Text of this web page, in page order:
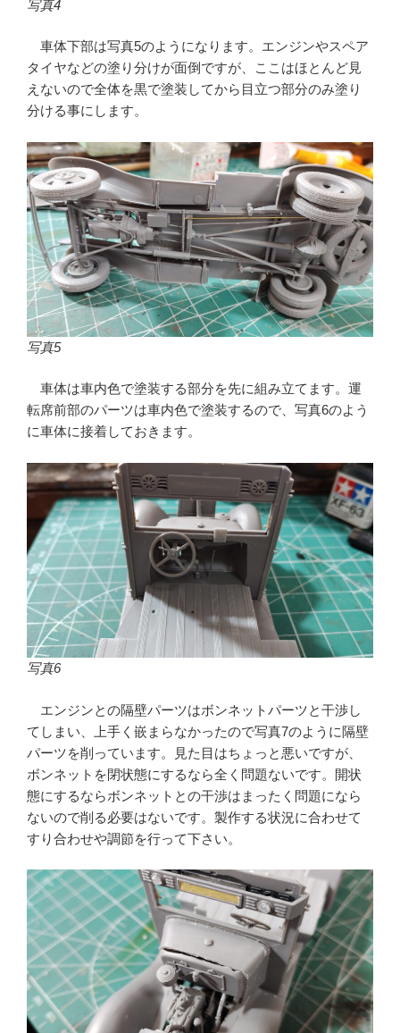
写真4
車体下部は写真5のようになります。エンジンやスペア
タイヤなどの塗り分けが面倒ですが、ここはほとんど見
えないので全体を黒で塗装してから目立つ部分のみ塗り
分ける事にします。
写真5
車体は車内色で塗装する部分を先に組み立てます。運
転席前部のパーツは車内色で塗装するので、写真6のよう
に車体に接着しておきます。
写真6
エンジンとの隔壁パーツはボンネットパーツと干渉し
てしまい、上手く嵌まらなかったので写真7のように隔壁
パーツを削っています。見た目はちょっと悪いですが、
ボンネットを閉状態にするなら全く問題ないです。開状
態にするならボンネットとの干渉はまったく問題になら
ないので削る必要はないです。製作する状況に合わせて
すり合わせや調節を行って下さい。